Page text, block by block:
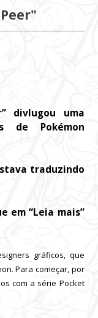
divlugou uma
de Pokémon
traduzindo
em “Leia mais”
gráficos, que
Para começar, por
com a série Pocket